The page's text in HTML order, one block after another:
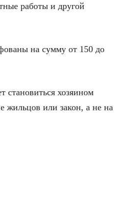
работы и другой
на сумму от 150 до
становиться хозяином
жильцов или закон, а не на